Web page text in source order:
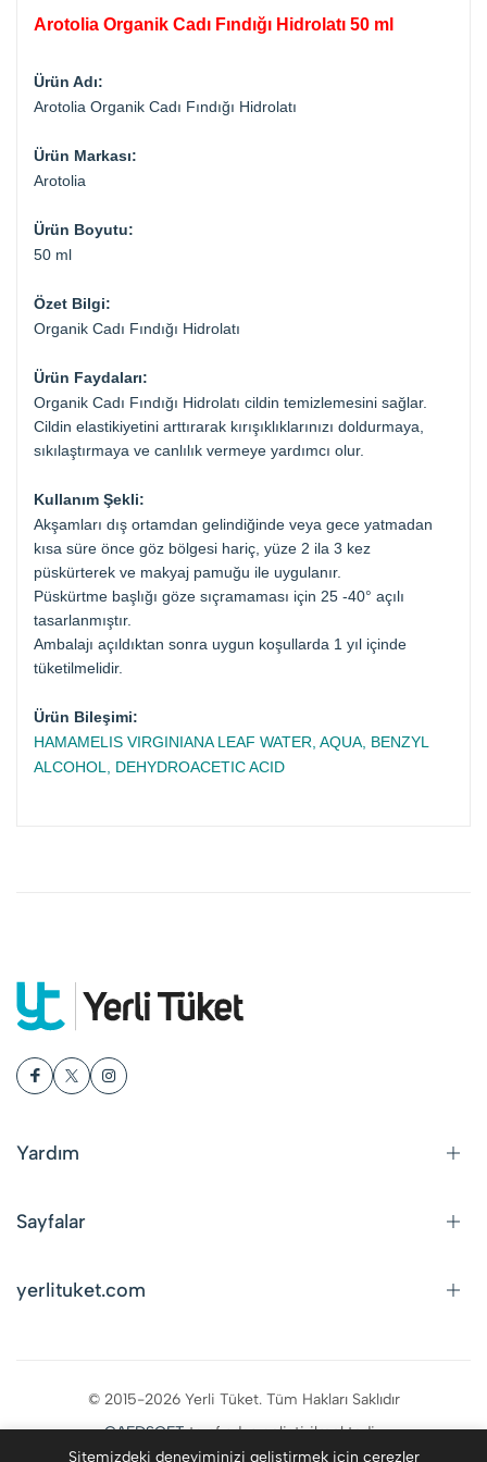
Arotolia Organik Cadı Fındığı Hidrolatı 50 ml
Ürün Adı:
Arotolia Organik Cadı Fındığı Hidrolatı
Ürün Markası:
Arotolia
Ürün Boyutu:
50 ml
Özet Bilgi:
Organik Cadı Fındığı Hidrolatı
Ürün Faydaları:
Organik Cadı Fındığı Hidrolatı cildin temizlemesini sağlar.
Cildin elastikiyetini arttırarak kırışıklıklarınızı doldurmaya,
sıkılaştırmaya ve canlılık vermeye yardımcı olur.
Kullanım Şekli:
Akşamları dış ortamdan gelindiğinde veya gece yatmadan
kısa süre önce göz bölgesi hariç, yüze 2 ila 3 kez
püskürterek ve makyaj pamuğu ile uygulanır.
Püskürtme başlığı göze sıçramaması için 25 -40° açılı
tasarlanmıştır.
Ambalajı açıldıktan sonra uygun koşullarda 1 yıl içinde
tüketilmelidir.
Ürün Bileşimi:
HAMAMELIS VIRGINIANA LEAF WATER, AQUA, BENZYL
ALCOHOL, DEHYDROACETIC ACID
Yardım
Sayfalar
yerlituket.com
© 2015-2026 Yerli Tüket. Tüm Hakları Saklıdır
CAFDSOFTtarafından geliştirilmektedir.
Sitemizdeki deneyiminizi geliştirmek için çerezler